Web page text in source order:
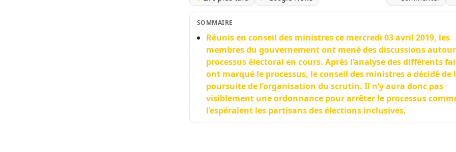
SOMMAIRE
Réunis en conseil des ministres ce mercredi 03 avril 2019, les
membres du gouvernement ont mené des discussions
processus électoral en cours. Après l’analyse des différents
ont marqué le processus, le conseil des ministres a décidé de
poursuite de l’organisation du scrutin. Il n’y aura donc pas
visiblement une ordonnance pour arrêter le processus
l’espéraient les partisans des élections inclusives.